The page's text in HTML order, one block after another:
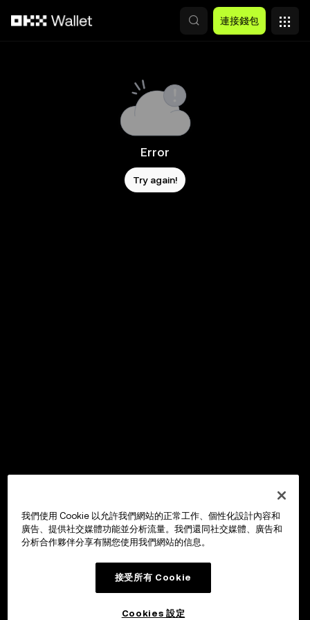
連接錢包
Error
Try again!
我們使用 Cookie 以允許我們網站的正常工作、個性化設計內容和
廣告、提供社交媒體功能並分析流量。我們還同社交媒體、廣告和
分析合作夥伴分享有關您使用我們網站的信息。
接受所有 Cookie
Cookies 設定